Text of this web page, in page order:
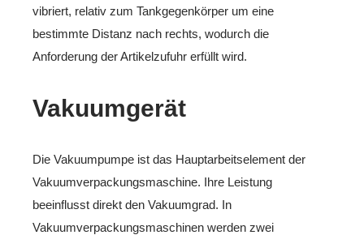
vibriert, relativ zum Tankgegenkörper um eine
bestimmte Distanz nach rechts, wodurch die
Anforderung der Artikelzufuhr erfüllt wird.
Vakuumgerät
Die Vakuumpumpe ist das Hauptarbeitselement der
Vakuumverpackungsmaschine. Ihre Leistung
beeinflusst direkt den Vakuumgrad. In
Vakuumverpackungsmaschinen werden zwei